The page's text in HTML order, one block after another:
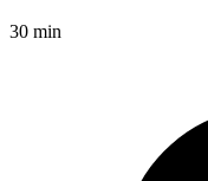
30 min